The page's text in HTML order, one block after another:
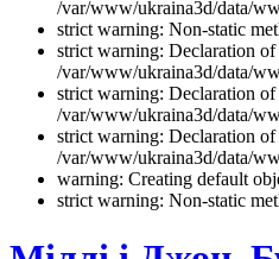
/var/www/ukraina3d/data/
strict warning: Non-static
strict warning: Declaration
/var/www/ukraina3d/data/
strict warning: Declaration
/var/www/ukraina3d/data/
strict warning: Declaration
/var/www/ukraina3d/data/
warning: Creating default
strict warning: Non-static